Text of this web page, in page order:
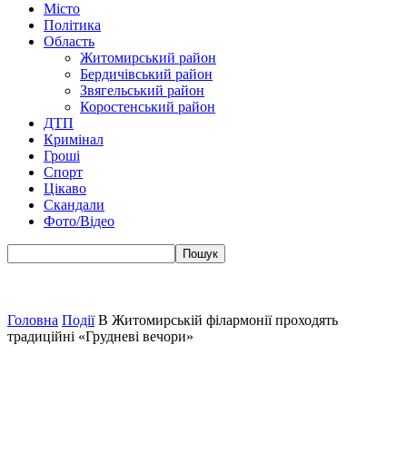
Місто
Політика
Область
Житомирський район
Бердичівський район
Звягельський район
Коростенський район
ДТП
Кримінал
Гроші
Спорт
Цікаво
Скандали
Фото/Відео
Головна Події В Житомирській філармонії проходять
традиційні «Грудневі вечори»